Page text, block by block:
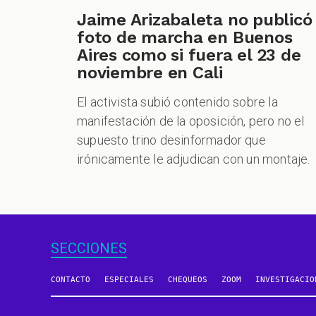
Jaime Arizabaleta no publicó
foto de marcha en Buenos
Aires como si fuera el 23 de
noviembre en Cali
El activista subió contenido sobre la
manifestación de la oposición, pero no el
supuesto trino desinformador que
irónicamente le adjudican con un montaje.
SECCIONES
CONTACTO ESPECIALES CHEQUEOS ZOOM